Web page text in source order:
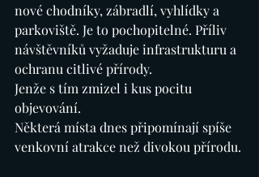
nové chodníky, zábradlí, vyhlídky a
parkoviště. Je to pochopitelné. Příliv
návštěvníků vyžaduje infrastrukturu a
ochranu citlivé přírody.
Jenže s tím zmizel i kus pocitu
objevování.
Některá místa dnes připomínají spíše
venkovní atrakce než divokou přírodu.